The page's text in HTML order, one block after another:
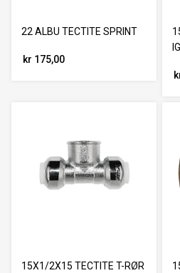
22 ALBU TECTITE SPRINT
kr 175,00
15X1/2X15 TECTITE T-RØR